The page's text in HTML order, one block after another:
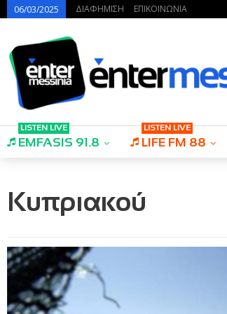
06/03/2025 ΔΙΑΦΗΜΙΣΗ ΕΠΙΚΟΙΝΩΝΙΑ
EMFASIS 91.8
LISTEN LIVE
LIFE FM 88
LISTEN LIVE
Κυπριακού